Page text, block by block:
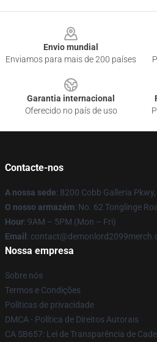
Envio mundial
Enviamos para mais de 200 países
Garantia internacional
Oferecido no país de uso
Contacte-nos
A nossa sede: 8200 Cobb Galleria
O nosso armazém: No. 62 Tonglinge
Hour: 9AM – 5PM (Mon – Fri)
Email :
Nossa empresa
Sobre nós
Termos e Condições
Políticas de privacidade
DMCA - Política de Direitos Autorais
CA SB657: Lei de Transparência de